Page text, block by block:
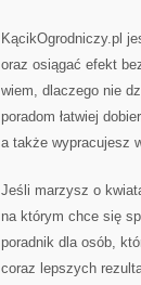
KącikOgrodniczy.pl
oraz osiągać efekt
wiem, dlaczego nie
poradom łatwiej
a także wypracujesz
Jeśli marzysz o
na którym chce się
poradnik dla osób,
coraz lepszych